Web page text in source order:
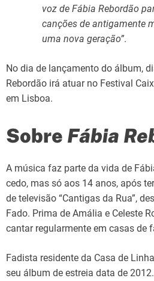
voz de Fábia Rebordão
canções de antigamente
uma nova geração”.
No dia de lançamento do álbum,
Rebordão irá atuar no Festival
em Lisboa.
Sobre Fábia
A música faz parte da vida de
cedo, mas só aos 14 anos, após
de televisão “Cantigas da Rua”,
Fado. Prima de Amália e Celeste
cantar regularmente em casas de
Fadista residente da Casa de
seu álbum de estreia data de